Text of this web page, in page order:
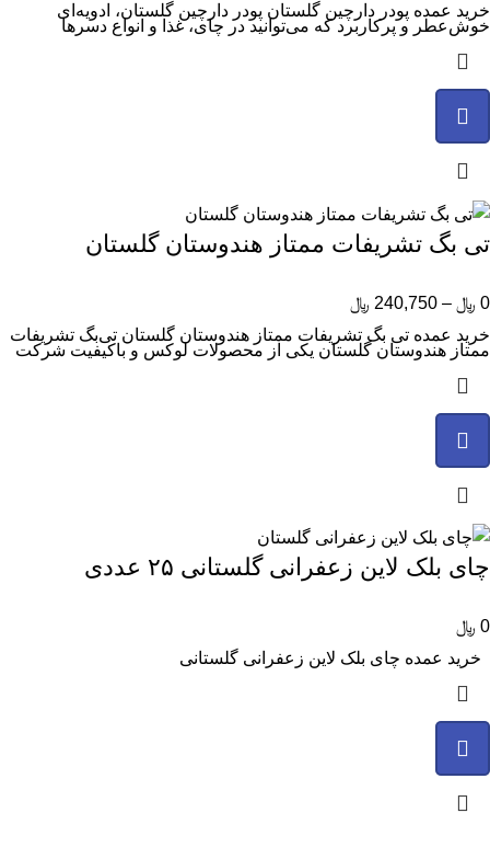
خرید عمده پودر دارچین گلستان پودر دارچین گلستان، ادویه‌ای
خوش‌عطر و پرکاربرد که می‌توانید در چای، غذا و انواع دسرها
تی بگ تشریفات ممتاز هندوستان گلستان
0 ﷼ –
240,750 ﷼
خرید عمده تی بگ تشریفات ممتاز هندوستان گلستان تی‌بگ تشریفات
ممتاز هندوستان گلستان یکی از محصولات لوکس و باکیفیت شرکت
چای بلک لاین زعفرانی گلستانی ۲۵ عددی
0 ﷼
خرید عمده چای بلک لاین زعفرانی گلستانی